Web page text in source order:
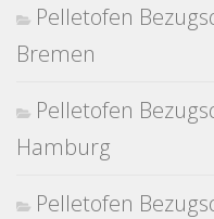
Pelletofen
Bremen
Pelletofen
Hamburg
Pelletofen